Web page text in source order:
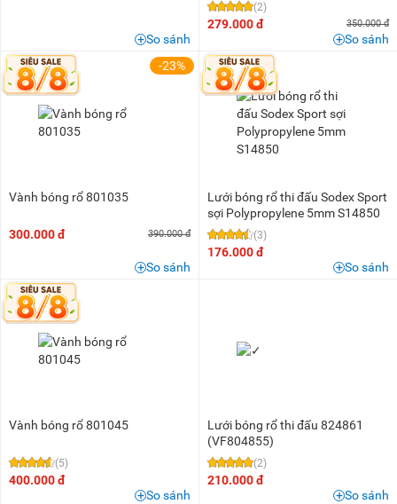
So sánh
(2)
279.000 đ 350.000 đ
So sánh
-23%
Vành bóng rổ 801035
300.000 đ 390.000 đ
So sánh
Lưới bóng rổ thi đấu Sodex Sport
sợi Polypropylene 5mm S14850
(3)
176.000 đ
So sánh
Vành bóng rổ 801045
(5)
400.000 đ
So sánh
Lưới bóng rổ thi đấu 824861
(VF804855)
(2)
210.000 đ
So sánh